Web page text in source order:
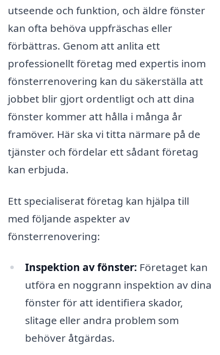
utseende och funktion, och äldre fönster
kan ofta behöva uppfräschas eller
förbättras. Genom att anlita ett
professionellt företag med expertis inom
fönsterrenovering kan du säkerställa att
jobbet blir gjort ordentligt och att dina
fönster kommer att hålla i många år
framöver. Här ska vi titta närmare på de
tjänster och fördelar ett sådant företag
kan erbjuda.
Ett specialiserat företag kan hjälpa till
med följande aspekter av
fönsterrenovering:
Inspektion av fönster: Företaget kan
utföra en noggrann inspektion av dina
fönster för att identifiera skador,
slitage eller andra problem som
behöver åtgärdas.